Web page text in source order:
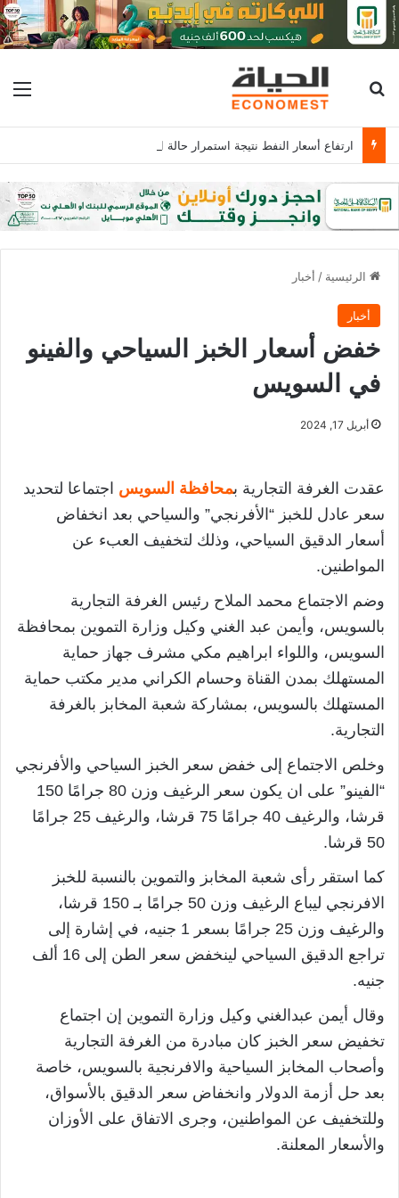
بحث عن
الرئيسية / أخبار
أخبار
خفض أسعار الخبز السياحي والفينو
في السويس
أبريل 17, 2024
عقدت الغرفة التجارية بمحافظة السويس اجتماعا لتحديد
سعر عادل للخبز “الأفرنجي” والسياحي بعد انخفاض
أسعار الدقيق السياحي، وذلك لتخفيف العبء عن
المواطنين.
وضم الاجتماع محمد الملاح رئيس الغرفة التجارية
بالسويس، وأيمن عبد الغني وكيل وزارة التموين بمحافظة
السويس، واللواء ابراهيم مكي مشرف جهاز حماية
المستهلك بمدن القناة وحسام الكراني مدير مكتب حماية
المستهلك بالسويس، بمشاركة شعبة المخابز بالغرفة
التجارية.
وخلص الاجتماع إلى خفض سعر الخبز السياحي والأفرنجي
“الفينو” على ان يكون سعر الرغيف وزن 80 جرامًا 150
قرشا، والرغيف 40 جرامًا 75 قرشا، والرغيف 25 جرامًا
50 قرشا.
كما استقر رأى شعبة المخابز والتموين بالنسبة للخبز
الافرنجي ليباع الرغيف وزن 50 جرامًا بـ 150 قرشا،
والرغيف وزن 25 جرامًا بسعر 1 جنيه، في إشارة إلى
تراجع الدقيق السياحي لينخفض سعر الطن إلى 16 ألف
جنيه.
وقال أيمن عبدالغني وكيل وزارة التموين إن اجتماع
تخفيض سعر الخبز كان مبادرة من الغرفة التجارية
وأصحاب المخابز السياحية والافرنجية بالسويس، خاصة
بعد حل أزمة الدولار وانخفاض سعر الدقيق بالأسواق،
وللتخفيف عن المواطنين، وجرى الاتفاق على الأوزان
والأسعار المعلنة.